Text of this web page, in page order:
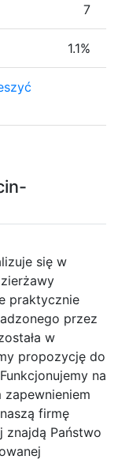
się w
praktycznie
przez
w
propozycję do
na
firmę
znajdą Państwo
7
1.1%